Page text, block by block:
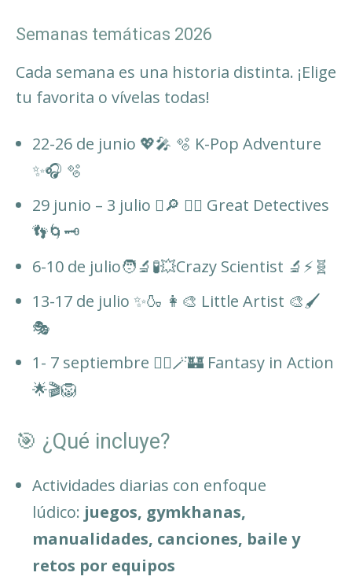
Semanas temáticas 2026
Cada semana es una historia distinta. ¡Elige
tu favorita o vívelas todas!
22-26 de junio 💖🎤 🫧 K-Pop Adventure
✨🎧 🫧
29 junio – 3 julio 🫆🔎 🕵️‍♀️ Great Detectives
👣🌀🗝️
6-10 de julio🧑‍🔬🧪💥Crazy Scientist 🔬⚡🧬
13-17 de julio ✨🍶 👩‍🎨 Little Artist 🎨🖌️
🎭
1- 7 septiembre 🧚‍♀️🪄🏰 Fantasy in Action
🌟🎬🦁
🎯 ¿Qué incluye?
Actividades diarias con enfoque
lúdico: juegos, gymkhanas,
manualidades, canciones, baile y
retos por equipos